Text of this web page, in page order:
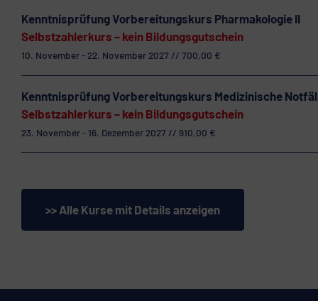
Kenntnisprüfung Vorbereitungskurs Pharmakologie II
Selbstzahlerkurs – kein Bildungsgutschein
10. November - 22. November 2027 // 700,00 €
Kenntnisprüfung Vorbereitungskurs Medizinische
Selbstzahlerkurs – kein Bildungsgutschein
23. November - 16. Dezember 2027 // 910,00 €
>> Alle Kurse mit Details anzeigen